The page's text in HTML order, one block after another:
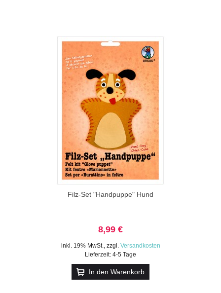
Filz-Set "Handpuppe" Hund
8,99 €
inkl. 19% MwSt., zzgl. Versandkosten
Lieferzeit: 4-5 Tage
In den Warenkorb